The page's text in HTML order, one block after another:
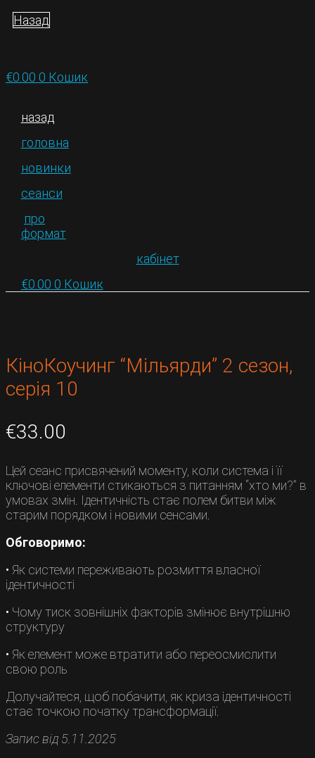
Назад
€0.00 0 Кошик
назад
головна
новинки
сеанси
про
формат
кабінет
€0.00 0 Кошик
КіноКоучинг “Мільярди” 2 сезон,
серія 10
€33.00
Цей сеанс присвячений моменту, коли система і її
ключові елементи стикаються з питанням “хто ми?” в
умовах змін. Ідентичність стає полем битви між
старим порядком і новими сенсами.
Обговоримо:
• Як системи переживають розмиття власної
ідентичності
• Чому тиск зовнішніх факторів змінює внутрішню
структуру
• Як елемент може втратити або переосмислити
свою роль
Долучайтеся, щоб побачити, як криза ідентичності
стає точкою початку трансформації.
Запис від 5.11.2025